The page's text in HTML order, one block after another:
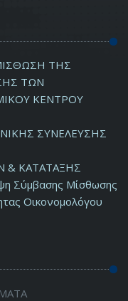
ΤΗΣ
ΤΩΝ
ΚΕΝΤΡΟΥ
ΣΥΝΕΛΕΥΣΗΣ
& ΚΑΤΑΤΑΞΗΣ
Σύμβασης Μίσθωσης
Οικονομολόγου